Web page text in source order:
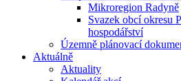
Mikroregion Radyně
Svazek obcí okresu
hospodářství
Územně plánovací
Aktuálně
Aktuality